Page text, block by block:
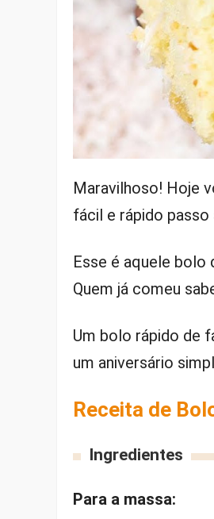
Maravilhoso! Hoje
fácil e rápido passo
Esse é aquele bolo
Quem já comeu
Um bolo rápido de
um aniversário
Receita de
Ingredientes
Para a massa: